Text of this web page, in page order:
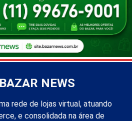
NEWS
rede de lojas virtual, atuando
e consolidada na área de